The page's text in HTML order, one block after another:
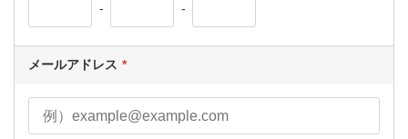
- -
メールアドレス